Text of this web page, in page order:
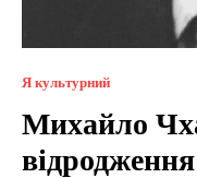
Я культурний
Михайло